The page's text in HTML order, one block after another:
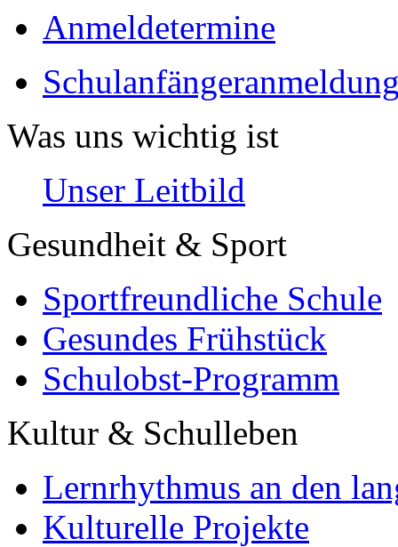
Anmeldetermine
Was uns wichtig ist
Unser Leitbild
Gesundheit & Sport
Sportfreundliche Schule
Gesundes Frühstück
Schulobst-Programm
Kultur & Schulleben
Lernrhythmus an den
Kulturelle Projekte